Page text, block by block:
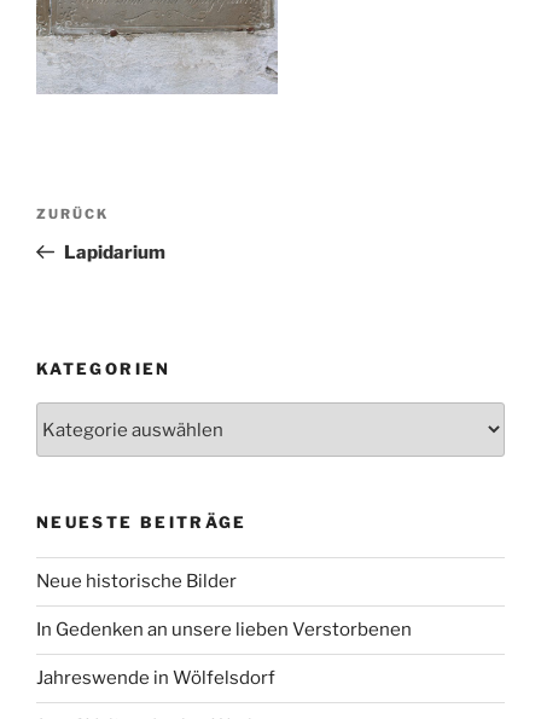
Beitragsnavigation
Vorheriger
Beitrag
ZURÜCK
Lapidarium
KATEGORIEN
NEUESTE BEITRÄGE
Neue historische Bilder
In Gedenken an unsere lieben Verstorbenen
Jahreswende in Wölfelsdorf